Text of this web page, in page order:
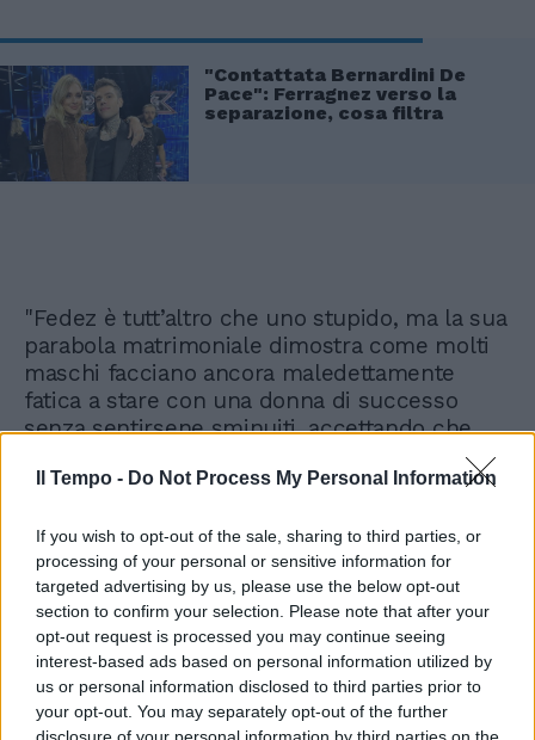
Il Tempo - Do Not Process My Personal Information
If you wish to opt-out of the sale, sharing to third parties, or
processing of your personal or sensitive information for
targeted advertising by us, please use the below opt-out
section to confirm your selection. Please note that after your
opt-out request is processed you may continue seeing
interest-based ads based on personal information utilized by
us or personal information disclosed to third parties prior to
your opt-out. You may separately opt-out of the further
disclosure of your personal information by third parties on the
"Contattata Bernardini De
Pace": Ferragnez verso la
separazione, cosa filtra
"Fedez è tutt’altro che uno stupido, ma la sua
parabola matrimoniale dimostra come molti
maschi facciano ancora maledettamente
fatica a stare con una donna di successo
senza sentirsene sminuiti, accettando che
nelle favole moderne all’uomo tocchi sempre
più spesso la parte del principe consorte": è il
questa, che però non è piaciuta a Lucarelli.
"Qualcuno mi spiega il commento di
Gramellini? Fedez dimostra esattamente il
contrario, al limite. Che c’è chi sa condividere
solo il successo. Io boh", ha scritto sul suo
profilo X.